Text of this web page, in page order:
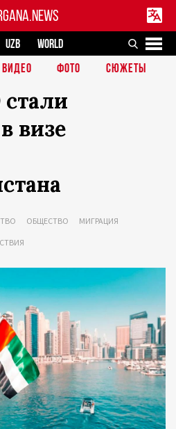
UZB
WORLD
ВИДЕО ФОТО СЮЖЕТЫ
визе
ОБЩЕСТВО МИГРАЦИЯ